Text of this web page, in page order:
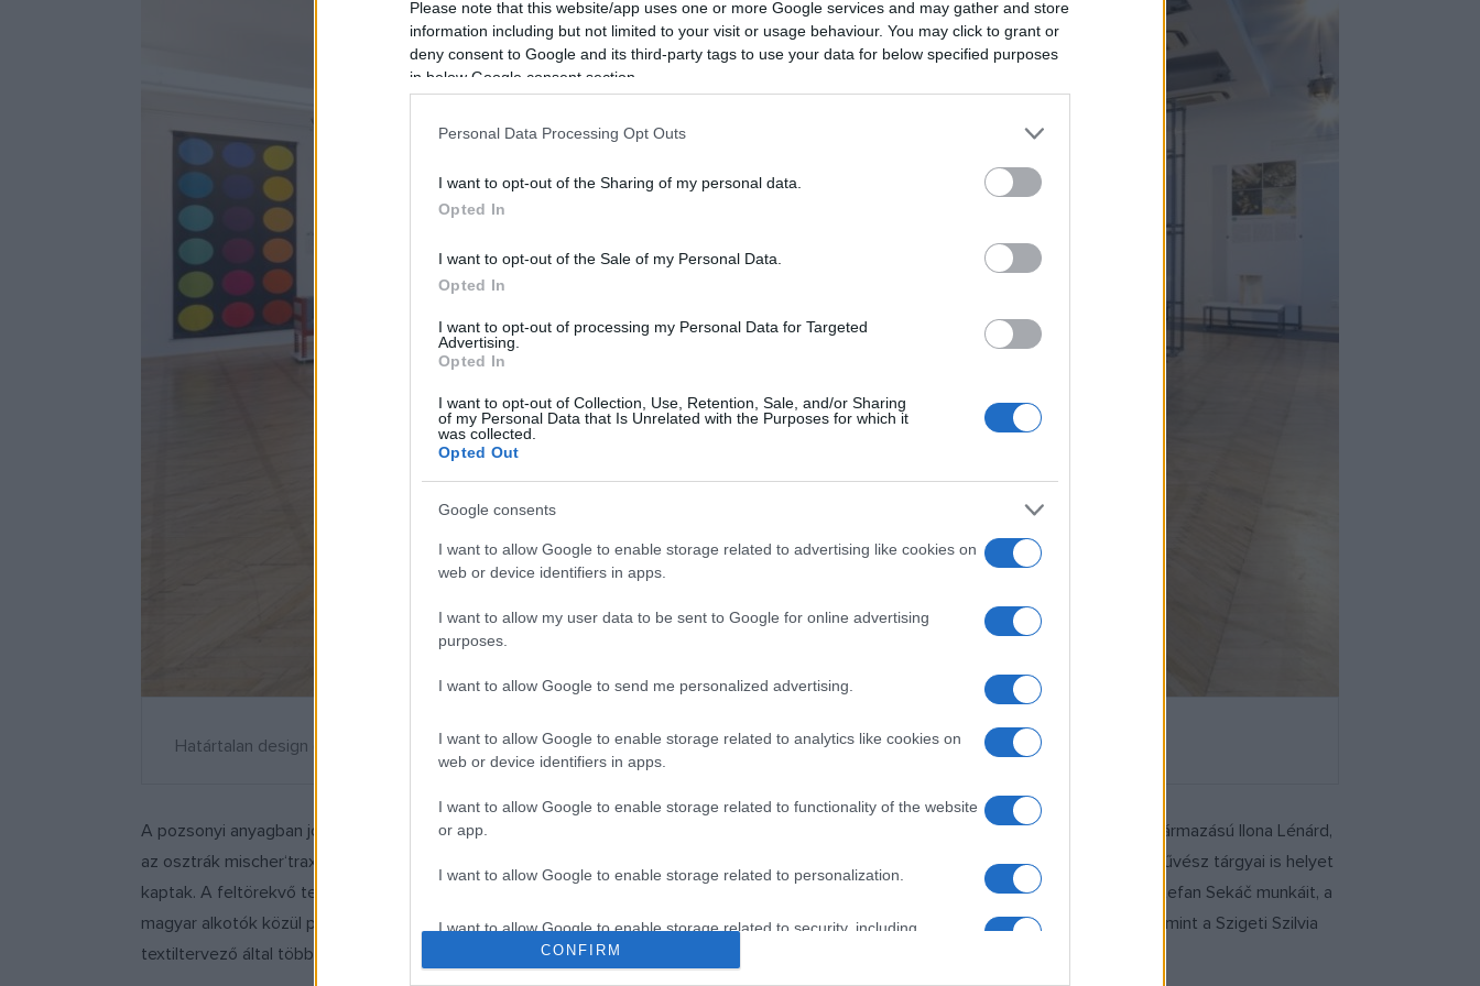
Please note that this website/app uses one or more Google services and may gather and store
information including but not limited to your visit or usage behaviour. You may click to grant or
deny consent to Google and its third-party tags to use your data for below specified purposes
in below Google consent section.
Personal Data Processing Opt Outs
I want to opt-out of the Sharing of my personal data.
Opted In
I want to opt-out of the Sale of my Personal Data.
Opted In
I want to opt-out of processing my Personal Data for Targeted
Advertising.
Opted In
I want to opt-out of Collection, Use, Retention, Sale, and/or Sharing
of my Personal Data that Is Unrelated with the Purposes for which it
was collected.
Opted Out
Google consents
I want to allow Google to enable storage related to advertising like cookies on
web or device identifiers in apps.
I want to allow my user data to be sent to Google for online advertising
purposes.
I want to allow Google to send me personalized advertising.
I want to allow Google to enable storage related to analytics like cookies on
web or device identifiers in apps.
I want to allow Google to enable storage related to functionality of the website
or app.
I want to allow Google to enable storage related to personalization.
I want to allow Google to enable storage related to security, including
authentication functionality and fraud prevention, and other user protection.
CONFIRM
Határtalan design (Pozsony). Fotó: Juhász G. Tamás
A pozsonyi anyagban jó néhány nemzetközileg is elismert alkotó, többek között a holland építész, Kas Oosterhuis, a magyar-holland származású Ilona Lénárd,
az osztrák mischer‘traxler studio, a cseh Helena Dařbujánová és Lukáš Jabůrek, a lengyel Oskar Zięta, valamint Patrik Illo szlovák üvegművész tárgyai is helyet
kaptak. A feltörekvő tehetségek közül az izraeli-holland Shahar Livne, a szlovák és nemzetközi sikereket elért Zuzana Zmatekova és Štefan Sekáč munkáit, a
magyar alkotók közül pedig a jelentős hazai és nemzetközi díjakat nyert Itthon brand alapítói, Szalai Bálint és Király Adrienn tárgyait, valamint a Szigeti Szilvia
textiltervező által több éve létrehozott TEXHIBITION projekt eredményeit is láthatják az érdeklődők.